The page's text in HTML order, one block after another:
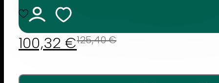
125,40€
100,32 €